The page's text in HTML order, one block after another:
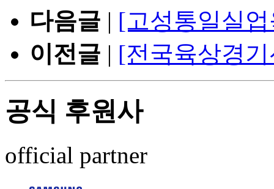
다음글 | [고성통일실
이전글 | [전국육상경
공식 후원사
official partner